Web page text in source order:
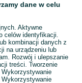
dane w celu
Aktywne
celów identyfikacji.
kombinacji danych z
na urządzeniu lub
Rozwój i ulepszanie
treści. Tworzenie